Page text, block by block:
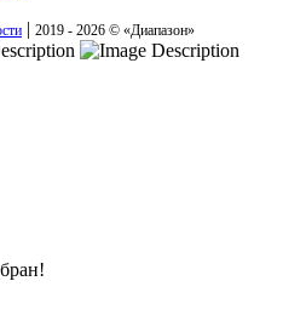
| 2019 - 2026 © «Диапазон»